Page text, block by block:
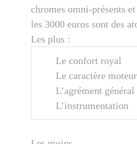
chromes omni-présents
les 3000 euros sont des
Les plus :
Le confort royal
Le caractère moteur
L’agrément général
L’instrumentation